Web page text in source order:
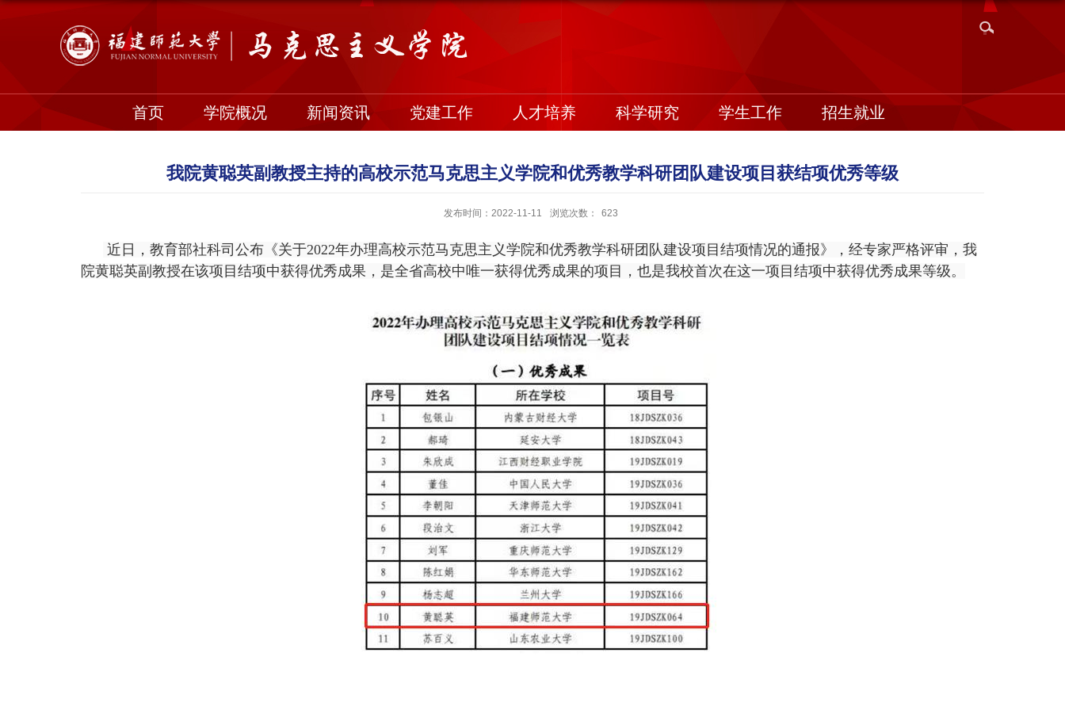
首页 学院概况 新闻资讯 党建工作 人才培养 科学研究 学生工作 招生就业
我院黄聪英副教授主持的高校示范马克思主义学院和优秀教学科研团队建设项目获结项优秀等级
发布时间：2022-11-11 浏览次数： 623
近日，教育部社科司公布《关于2022年办理高校示范马克思主义学院和优秀教学科研团队建设项目结项情况的通报》，经专家严格评审，我
院黄聪英副教授在该项目结项中获得优秀成果，是全省高校中唯一获得优秀成果的项目，也是我校首次在这一项目结项中获得优秀成果等级。